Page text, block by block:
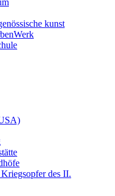
kunst
des II.